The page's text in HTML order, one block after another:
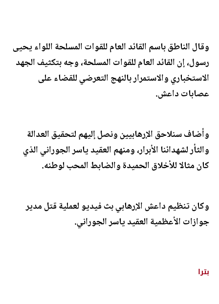
وقال الناطق باسم القائد العام للقوات المسلحة اللواء يحيى
رسول، إن القائد العام للقوات المسلحة، وجه بتكثيف الجهد
الاستخباري والاستمرار بالنهج التعرضي للقضاء على
عصابات داعش.
وأضاف سنلاحق الإرهابيين ونصل إليهم لتحقيق العدالة
والثأر لشهدائنا الأبرار، ومنهم العقيد ياسر الجوراني الذي
كان مثالا للأخلاق الحميدة والضابط المحب لوطنه.
وكان تنظيم داعش الإرهابي بث فيديو لعملية قتل مدير
جوازات الأعظمية العقيد ياسر الجوراني.
بترا